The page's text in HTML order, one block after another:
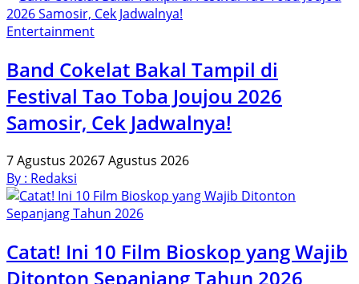
Entertainment
Band Cokelat Bakal Tampil di
Festival Tao Toba Joujou 2026
Samosir, Cek Jadwalnya!
7 Agustus 20267 Agustus 2026
By : Redaksi
Catat! Ini 10 Film Bioskop yang Wajib
Ditonton Sepanjang Tahun 2026